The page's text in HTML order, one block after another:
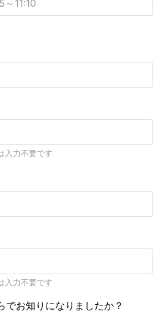
入力不要です
入力不要です
でお知りになりましたか？